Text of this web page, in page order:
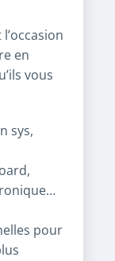
en
vous
sys,
pour